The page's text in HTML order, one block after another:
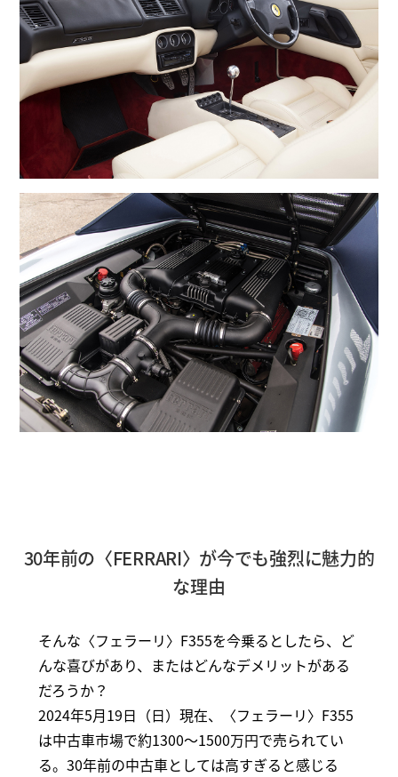
30年前の〈FERRARI〉が今でも強烈に魅力的
な理由
そんな〈フェラーリ〉F355を今乗るとしたら、ど
んな喜びがあり、またはどんなデメリットがある
だろうか？
2024年5月19日（日）現在、〈フェラーリ〉F355
は中古車市場で約1300～1500万円で売られてい
る。30年前の中古車としては高すぎると感じる